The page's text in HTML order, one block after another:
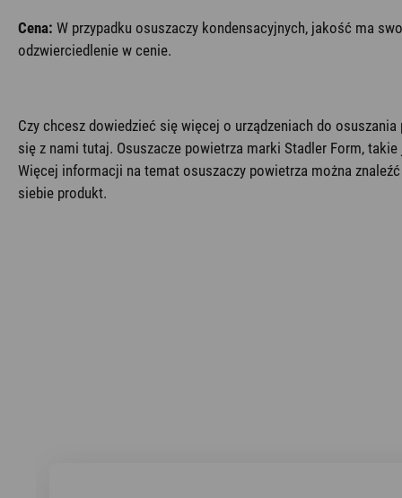
Cena: W przypadku osuszaczy kondensacyjnych, jakość ma
odzwierciedlenie w cenie.
Czy chcesz dowiedzieć się więcej o urządzeniach do
się z nami tutaj. Osuszacze powietrza marki Stadler Form,
Więcej informacji na temat osuszaczy powietrza można
siebie produkt.